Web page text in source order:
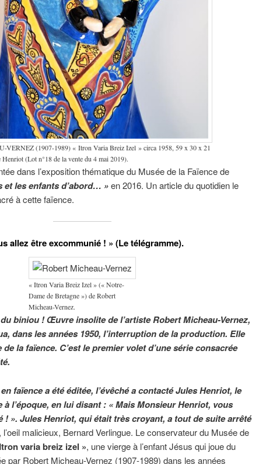
VERNEZ (1907-1989) « Itron Varia Breiz Izel » circa 1958, 59 x 30 x 21
Henriot (Lot n°18 de la vente du 4 mai 2019).
dans l’exposition thématique du Musée de la Faïence de
et les enfants d’abord… »en 2016. Un article du quotidien le
à cette faïence.
allez être excommunié ! » (Le télégramme).
« Itron Varia Breiz Izel » (« Notre-
Dame de Bretagne ») de Robert
Micheau-Vernez.
biniou ! Œuvre insolite de l’artiste Robert Micheau-Vernez,
dans les années 1950, l’interruption de la production. Elle
la faïence. C’est le premier volet d’une série consacrée
faïence a été éditée, l’évêché a contacté Jules Henriot, le
l’époque, en lui disant : « Mais Monsieur Henriot, vous
! ». Jules Henriot, qui était très croyant, a tout de suite arrêté
l’oeil malicieux, Bernard Verlingue. Le conservateur du Musée de
varia breiz izel », une vierge à l’enfant Jésus qui joue du
par Robert Micheau-Vernez (1907-1989) dans les années